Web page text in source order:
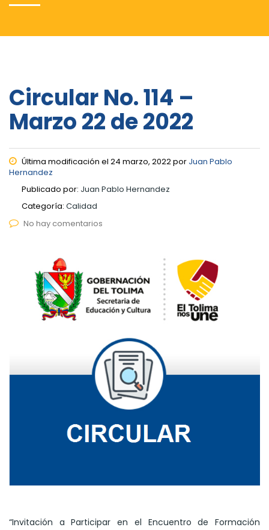
Circular No. 114 –
Marzo 22 de 2022
Última modificación el 24 marzo, 2022 por Juan Pablo
Hernandez
Publicado por: Juan Pablo Hernandez
Categoría: Calidad
No hay comentarios
“Invitación a Participar en el Encuentro de Formación